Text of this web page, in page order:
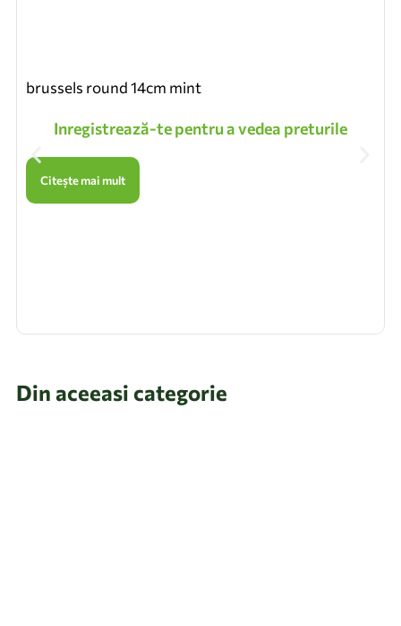
brussels round 14cm mint
Inregistrează-te pentru a vedea preturile
Citește mai mult
Din aceeasi categorie